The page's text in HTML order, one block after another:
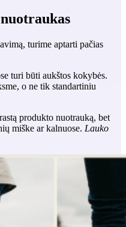
turime aptarti pačias
turi būti aukštos kokybės.
o ne tik standartiniu
produkto nuotrauką, bet
miške ar kalnuose. Lauko